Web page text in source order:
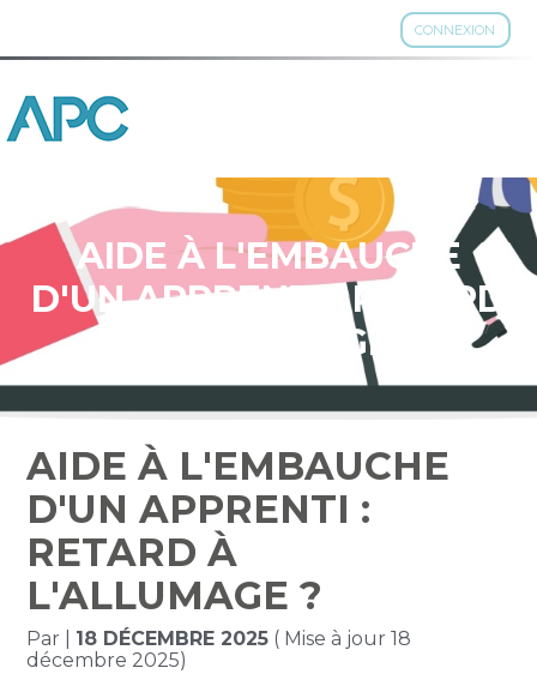
CONNEXION
Aller
au
AIDE À L'EMBAUCHE
D'UN APPRENTI : RETARD
À L'ALLUMAGE ?
AIDE À L'EMBAUCHE
D'UN APPRENTI :
RETARD À
L'ALLUMAGE ?
Par 18 DÉCEMBRE 2025 ( Mise à jour 18
décembre 2025)